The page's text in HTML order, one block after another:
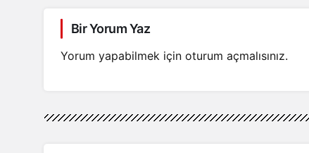
Bir Yorum Yaz
Yorum yapabilmek için oturum açmalısınız.